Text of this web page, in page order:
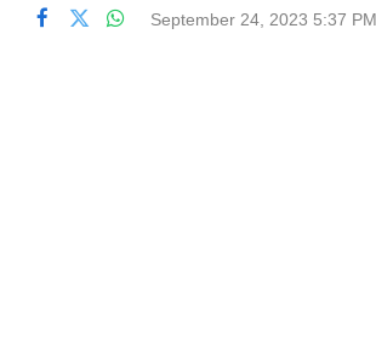
September 24, 2023 5:37 PM